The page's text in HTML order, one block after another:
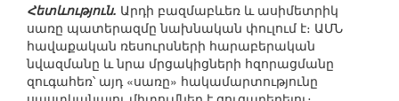
Հետևություն. Արդի բազմաբևեռ և ասիմետրիկ
սառը պատերազմը նախնական փուլում է։ ԱՄՆ
հավաքական ռեսուրսների հարաբերական
նվազմանը և նրա մրցակիցների հզորացմանը
զուգահեռ՝ այդ «սառը» հակամարտությունը